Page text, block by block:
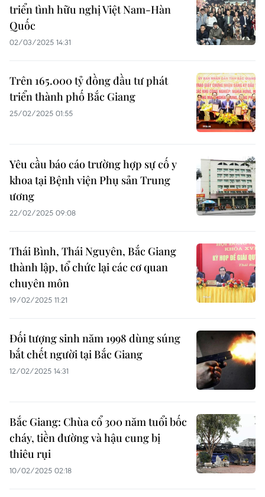
triển tình hữu nghị Việt Nam-Hàn
Quốc
02/03/2025 14:31
Trên 165.000 tỷ đồng đầu tư phát
triển thành phố Bắc Giang
25/02/2025 01:55
Yêu cầu báo cáo trường hợp sự cố y
khoa tại Bệnh viện Phụ sản Trung
ương
22/02/2025 09:08
Thái Bình, Thái Nguyên, Bắc Giang
thành lập, tổ chức lại các cơ quan
chuyên môn
19/02/2025 11:21
Đối tượng sinh năm 1998 dùng súng
bắt chết người tại Bắc Giang
12/02/2025 14:31
Bắc Giang: Chùa cổ 300 năm tuổi bốc
cháy, tiền đường và hậu cung bị
thiêu rụi
10/02/2025 02:18